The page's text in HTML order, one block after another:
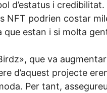
d’estatus i
NFT podrien costar
que estan i si molta
que va
d’aquest projecte
Per tant,